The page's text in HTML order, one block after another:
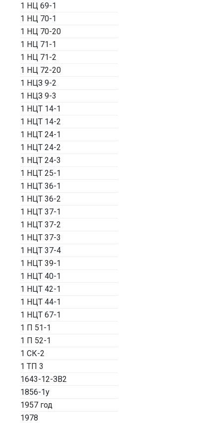
1 НЦ 69-1
1 НЦ 70-1
1 НЦ 70-20
1 НЦ 71-1
1 НЦ 71-2
1 НЦ 72-20
1 НЦЗ 9-2
1 НЦЗ 9-3
1 НЦТ 14-1
1 НЦТ 14-2
1 НЦТ 24-1
1 НЦТ 24-2
1 НЦТ 24-3
1 НЦТ 25-1
1 НЦТ 36-1
1 НЦТ 36-2
1 НЦТ 37-1
1 НЦТ 37-2
1 НЦТ 37-3
1 НЦТ 37-4
1 НЦТ 39-1
1 НЦТ 40-1
1 НЦТ 42-1
1 НЦТ 44-1
1 НЦТ 67-1
1 П 51-1
1 П 52-1
1 СК-2
1 ТП 3
1643-12-ЗВ2
1856-1у
1957 год
1978